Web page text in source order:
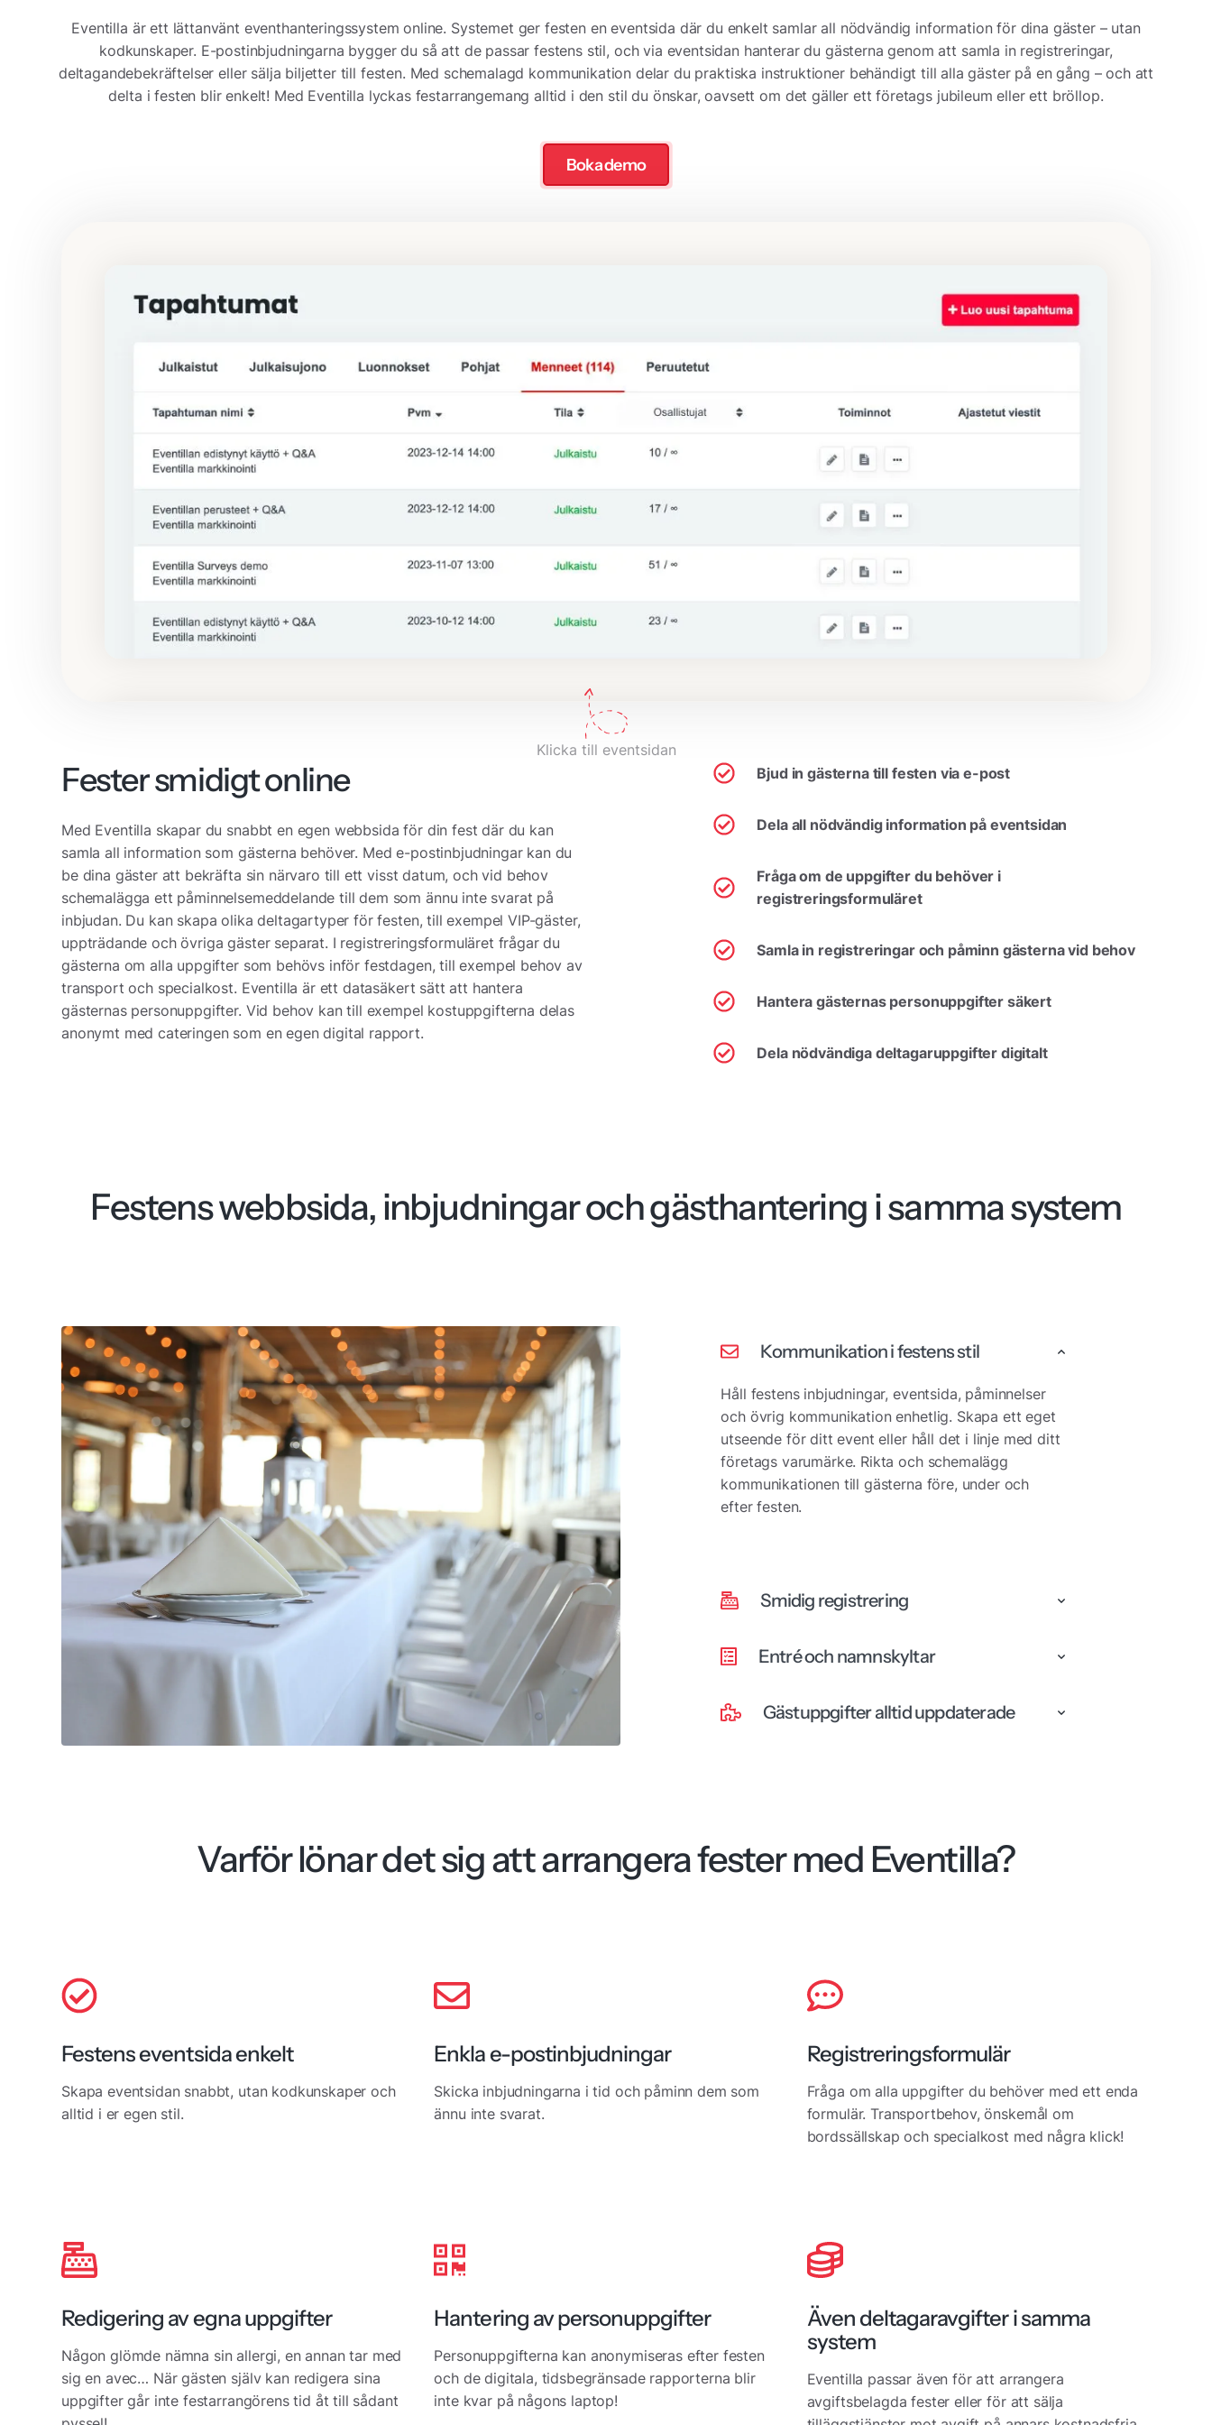
Eventilla är ett lättanvänt eventhanteringssystem online. Systemet ger festen en eventsida där du enkelt samlar all nödvändig information för dina gäster – utan
kodkunskaper. E-postinbjudningarna bygger du så att de passar festens stil, och via eventsidan hanterar du gästerna genom att samla in registreringar,
deltagandebekräftelser eller sälja biljetter till festen. Med schemalagd kommunikation delar du praktiska instruktioner behändigt till alla gäster på en gång – och att
delta i festen blir enkelt! Med Eventilla lyckas festarrangemang alltid i den stil du önskar, oavsett om det gäller ett företags jubileum eller ett bröllop.
Boka demo
Klicka till eventsidan
Fester smidigt online
Med Eventilla skapar du snabbt en egen webbsida för din fest där du kan
samla all information som gästerna behöver. Med e-postinbjudningar kan du
be dina gäster att bekräfta sin närvaro till ett visst datum, och vid behov
schemalägga ett påminnelsemeddelande till dem som ännu inte svarat på
inbjudan. Du kan skapa olika deltagartyper för festen, till exempel VIP-gäster,
uppträdande och övriga gäster separat. I registreringsformuläret frågar du
gästerna om alla uppgifter som behövs inför festdagen, till exempel behov av
transport och specialkost. Eventilla är ett datasäkert sätt att hantera
gästernas personuppgifter. Vid behov kan till exempel kostuppgifterna delas
anonymt med cateringen som en egen digital rapport.
Bjud in gästerna till festen via e-post
Dela all nödvändig information på eventsidan
Fråga om de uppgifter du behöver i
registreringsformuläret
Samla in registreringar och påminn gästerna vid behov
Hantera gästernas personuppgifter säkert
Dela nödvändiga deltagaruppgifter digitalt
Festens webbsida, inbjudningar och gästhantering i samma system
Kommunikation i festens stil
Håll festens inbjudningar, eventsida, påminnelser
och övrig kommunikation enhetlig. Skapa ett eget
utseende för ditt event eller håll det i linje med ditt
företags varumärke. Rikta och schemalägg
kommunikationen till gästerna före, under och
efter festen.
Smidig registrering
Entré och namnskyltar
Gästuppgifter alltid uppdaterade
Varför lönar det sig att arrangera fester med Eventilla?
Festens eventsida enkelt
Skapa eventsidan snabbt, utan kodkunskaper och
alltid i er egen stil.
Enkla e-postinbjudningar
Skicka inbjudningarna i tid och påminn dem som
ännu inte svarat.
Registreringsformulär
Fråga om alla uppgifter du behöver med ett enda
formulär. Transportbehov, önskemål om
bordssällskap och specialkost med några klick!
Redigering av egna uppgifter
Någon glömde nämna sin allergi, en annan tar med
sig en avec… När gästen själv kan redigera sina
uppgifter går inte festarrangörens tid åt till sådant
Hantering av personuppgifter
Personuppgifterna kan anonymiseras efter festen
och de digitala, tidsbegränsade rapporterna blir
inte kvar på någons laptop!
Även deltagaravgifter i samma
system
Eventilla passar även för att arrangera
avgiftsbelagda fester eller för att sälja